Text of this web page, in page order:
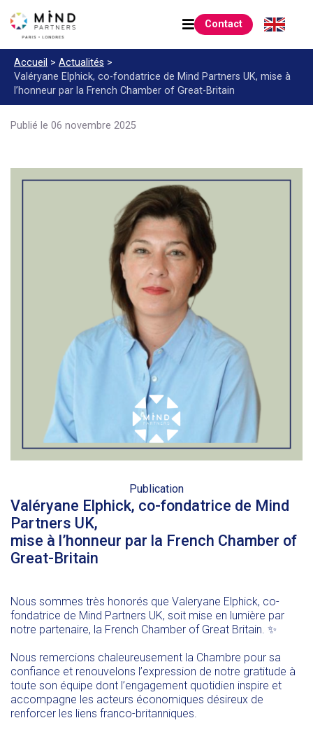
Contact
Accueil > Actualités >
Valéryane Elphick, co-fondatrice de Mind Partners UK, mise à
l’honneur par la French Chamber of Great-Britain
Publié le 06 novembre 2025
Publication
Valéryane Elphick, co-fondatrice de Mind
Partners UK,
mise à l’honneur par la French Chamber of
Great-Britain
Nous sommes très honorés que Valeryane Elphick, co-
fondatrice de Mind Partners UK, soit mise en lumière par
notre partenaire, la French Chamber of Great Britain. ✨
Nous remercions chaleureusement la Chambre pour sa
confiance et renouvelons l’expression de notre gratitude à
toute son équipe dont l’engagement quotidien inspire et
accompagne les acteurs économiques désireux de
renforcer les liens franco-britanniques.